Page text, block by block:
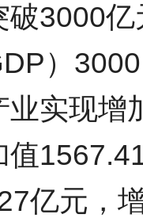
3000
）
业实现
值
亿元，